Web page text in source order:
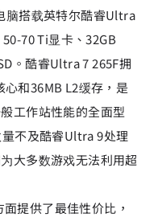
脑搭载英特尔酷睿Ultra
70 Ti显卡、32GB
。酷睿Ultra 7 265F拥
和36MB L2缓存，是
工作站性能的全面型
量不及酷睿Ultra 9处理
大多数游戏无法利用超
提供了最佳性价比，